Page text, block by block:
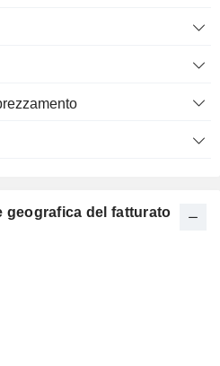
geografica del fatturato